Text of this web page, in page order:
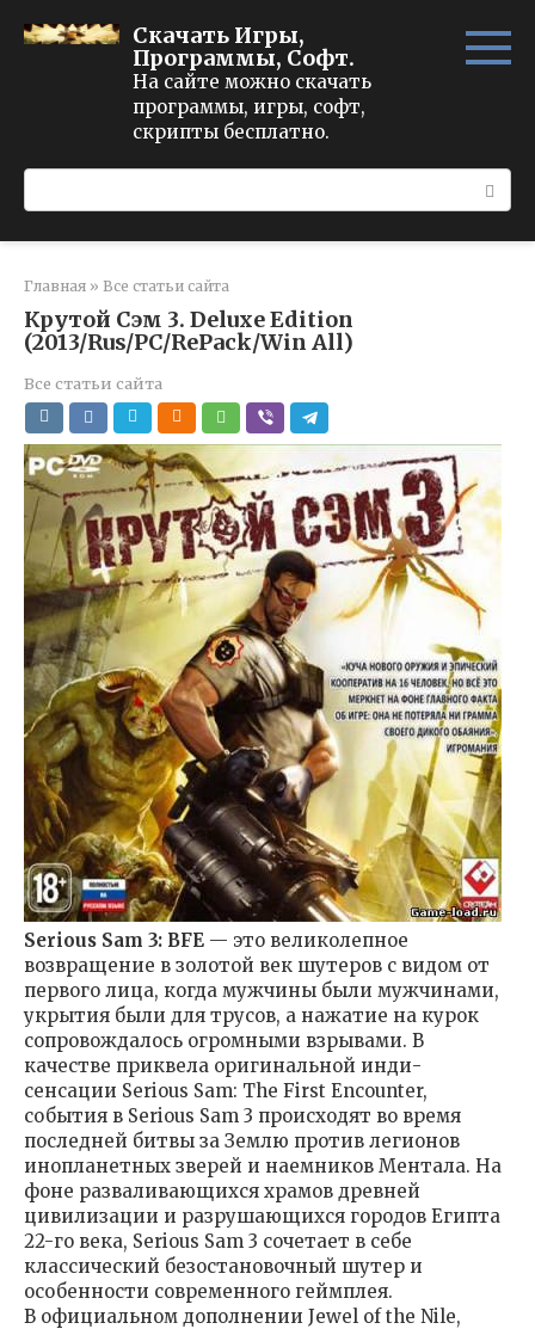
Скачать Игры,
Программы, Софт.
На сайте можно скачать
программы, игры, софт,
скрипты бесплатно.
Главная » Все статьи сайта
Крутой Сэм 3. Deluxe Edition
(2013/Rus/PC/RePack/Win All)
Все статьи сайта
Serious Sam 3: BFE — это великолепное
возвращение в золотой век шутеров с видом от
первого лица, когда мужчины были мужчинами,
укрытия были для трусов, а нажатие на курок
сопровождалось огромными взрывами. В
качестве приквела оригинальной инди-
сенсации Serious Sam: The First Encounter,
события в Serious Sam 3 происходят во время
последней битвы за Землю против легионов
инопланетных зверей и наемников Ментала. На
фоне разваливающихся храмов древней
цивилизации и разрушающихся городов Египта
22-го века, Serious Sam 3 сочетает в себе
классический безостановочный шутер и
особенности современного геймплея.
В официальном дополнении Jewel of the Nile,